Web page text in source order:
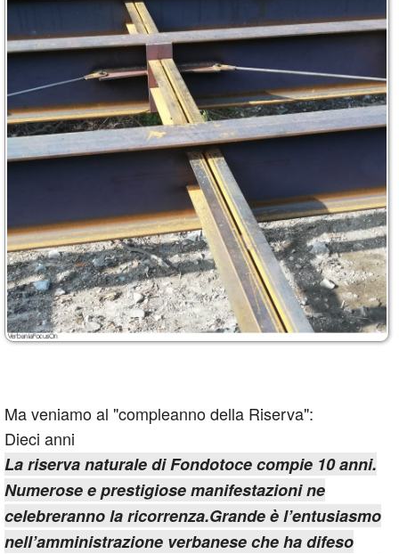
Ma veniamo al "compleanno della Riserva":
Dieci anni
La riserva naturale di Fondotoce compie 10 anni.
Numerose e prestigiose manifestazioni ne
celebreranno la ricorrenza.Grande è l’entusiasmo
nell’amministrazione verbanese che ha difeso